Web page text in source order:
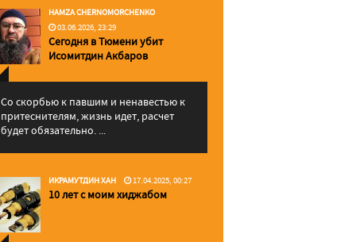
HAMZA CHERNOMORCHENKO
03.06.2026, 23:29
Сегодня в Тюмени убит
Исомитдин Акбаров
Со скорбью к павшим и ненавестью к
притеснителям, жизнь идет, расчет
будет обязательно. ...
ИКРАМУТДИН ХАН 17.04.2025, 00:27
10 лет с моим хиджабом